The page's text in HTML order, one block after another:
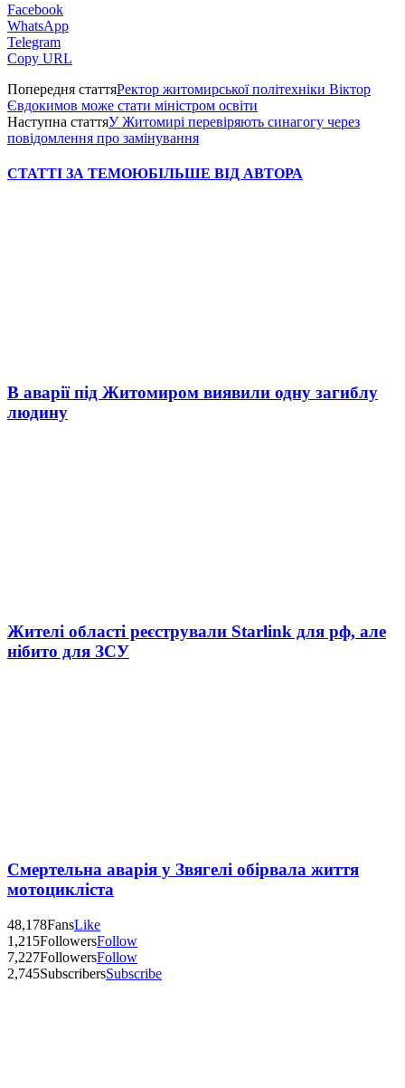
Facebook
WhatsApp
Telegram
Copy URL
Попередня статтяРектор житомирської політехніки Віктор
Євдокимов може стати міністром освіти
Наступна статтяУ Житомирі перевіряють синагогу через
повідомлення про замінування
СТАТТІ ЗА ТЕМОЮБІЛЬШЕ ВІД АВТОРА
В аварії під Житомиром виявили одну загиблу
людину
Жителі області реєстрували Starlink для рф, але
нібито для ЗСУ
Смертельна аварія у Звягелі обірвала життя
мотоцикліста
48,178FansLike
1,215FollowersFollow
7,227FollowersFollow
2,745SubscribersSubscribe